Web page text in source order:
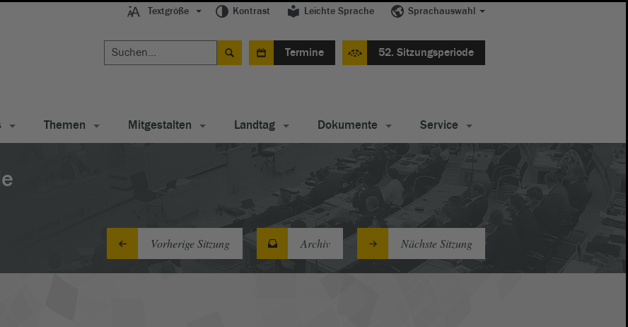
Textgröße Kontrast Leichte Sprache Sprachauswahl
Termine 52. Sitzungsperiode
Themen Mitgestalten Landtag Dokumente Service
Nächste Sitzung
Archiv
Vorherige Sitzung